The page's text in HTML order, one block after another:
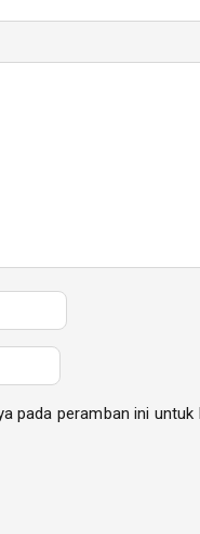
pada peramban ini untuk